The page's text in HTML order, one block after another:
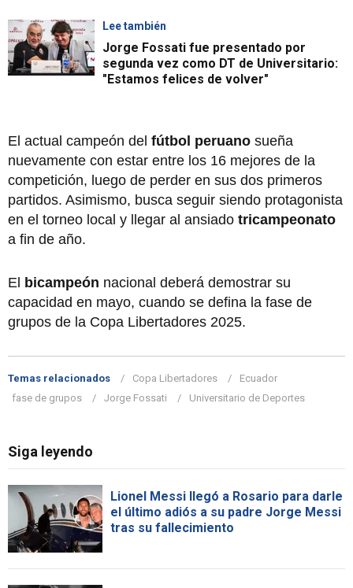
Lee también
Jorge Fossati fue presentado por
segunda vez como DT de Universitario:
"Estamos felices de volver"
El actual campeón del fútbol peruano sueña
nuevamente con estar entre los 16 mejores de la
competición, luego de perder en sus dos primeros
partidos. Asimismo, busca seguir siendo protagonista
en el torneo local y llegar al ansiado tricampeonato
a fin de año.
El bicampeón nacional deberá demostrar su
capacidad en mayo, cuando se defina la fase de
grupos de la Copa Libertadores 2025.
Temas relacionados Copa Libertadores
Ecuador
fase de grupos
Jorge Fossati Universitario de Deportes
Siga leyendo
Lionel Messi llegó a Rosario para darle
el último adiós a su padre Jorge Messi
tras su fallecimiento